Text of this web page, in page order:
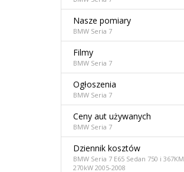
Nasze pomiary
BMW Seria 7
Filmy
BMW Seria 7
Ogłoszenia
BMW Seria 7
Ceny aut używanych
BMW Seria 7
Dziennik kosztów
BMW Seria 7 E65 Sedan 750 i 367KM
270kW 2005-2008